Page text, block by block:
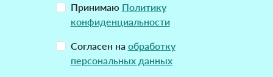
Принимаю Политику
конфиденциальности
Согласен на обработку
персональных данных